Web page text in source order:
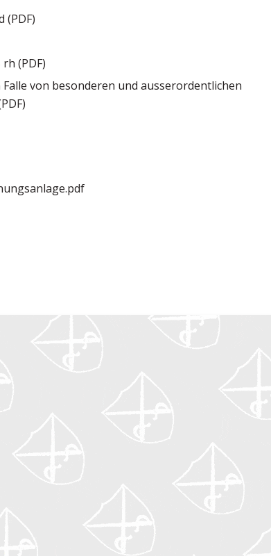
(PDF)
(PDF)
von besonderen und ausserordentlichen